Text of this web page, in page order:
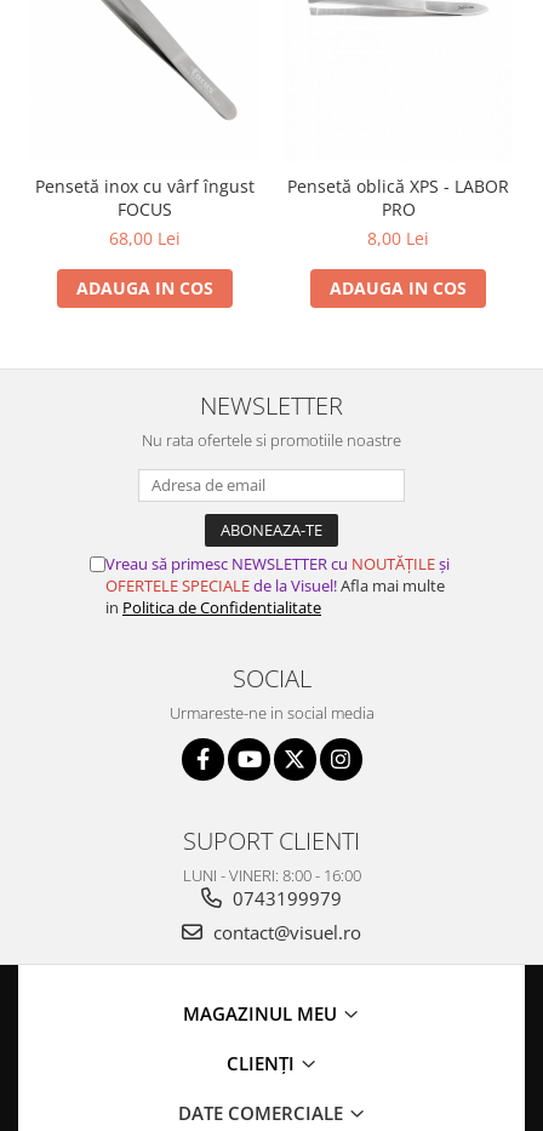
Pensetă inox cu vârf îngust
FOCUS
68,00 Lei
ADAUGA IN COS
Pensetă oblică XPS - LABOR
PRO
8,00 Lei
ADAUGA IN COS
NEWSLETTER
Nu rata ofertele si promotiile noastre
Vreau să primesc NEWSLETTER cu NOUTĂȚILEși
OFERTELE SPECIALEde la Visuel!Afla mai multe
in Politica de Confidentialitate
SOCIAL
Urmareste-ne in social media
SUPORT CLIENTI
LUNI - VINERI: 8:00 - 16:00
0743199979
contact@visuel.ro
MAGAZINUL MEU
CLIENȚI
DATE COMERCIALE